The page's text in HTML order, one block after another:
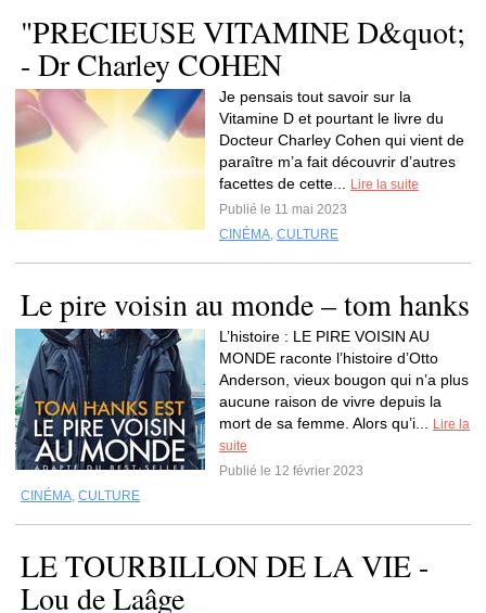
"PRECIEUSE VITAMINE D&quot;
- Dr Charley COHEN
Je pensais tout savoir sur la
Vitamine D et pourtant le livre du
Docteur Charley Cohen qui vient de
paraître m’a fait découvrir d’autres
facettes de cette...
Lire la suite
Publié le 11 mai 2023
CINÉMA, CULTURE
Le pire voisin au monde – tom hanks
L’histoire : LE PIRE VOISIN AU
MONDE raconte l’histoire d’Otto
Anderson, vieux bougon qui n’a plus
aucune raison de vivre depuis la
mort de sa femme. Alors qu’i...
Lire la
suite
Publié le 12 février 2023
CINÉMA, CULTURE
LE TOURBILLON DE LA VIE -
Lou de Laâge